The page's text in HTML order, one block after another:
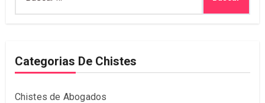
Categorias De Chistes
Chistes de Abogados